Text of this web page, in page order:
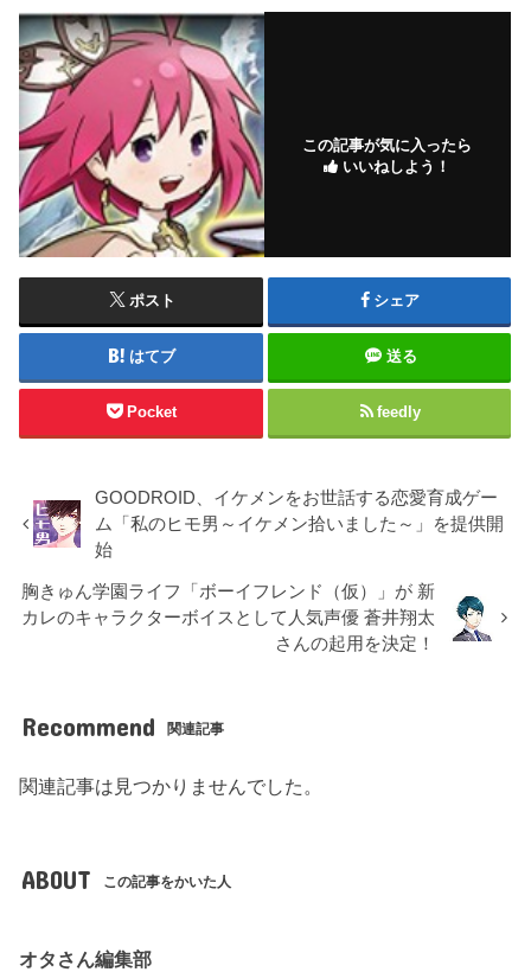
この記事が気に入ったら
いいねしよう！
ポスト シェア
はてブ 送る
Pocket feedly
GOODROID、イケメンをお世話する恋愛育成ゲー
ム「私のヒモ男～イケメン拾いました～」を提供開
始
胸きゅん学園ライフ「ボーイフレンド（仮）」が 新
カレのキャラクターボイスとして人気声優 蒼井翔太
さんの起用を決定！
Recommend 関連記事
関連記事は見つかりませんでした。
ABOUT この記事をかいた人
オタさん編集部